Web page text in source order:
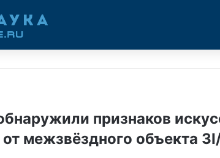
признаков
межзвёздного объекта